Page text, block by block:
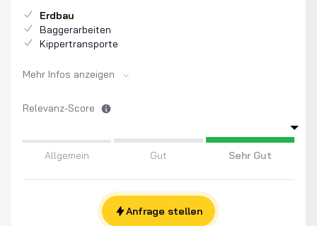
Erdbau
Baggerarbeiten
Kippertransporte
Mehr Infos anzeigen
Relevanz-Score
Allgemein Gut Sehr Gut
Anfrage stellen